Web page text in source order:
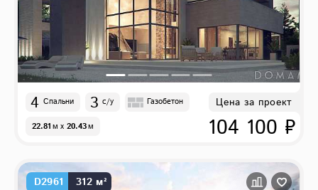
4 Спальни 3 с/у Газобетон
22.81м x 20.43м
Цена за проект
104 100 ₽
D2961 312 м²